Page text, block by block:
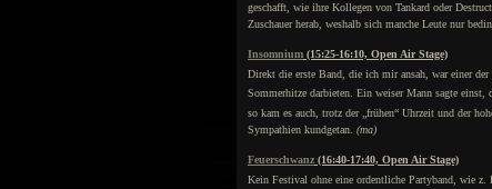
geschafft, wie ihre Kollegen von Tankard oder
Zuschauer herab, weshalb sich manche Leute nur
Insomnium (15:25-16:10, Open Air Stage)
Direkt die erste Band, die ich mir ansah, war einer
Sommerhitze darbieten. Ein weiser Mann sagte einst,
so kam es auch, trotz der „frühen“ Uhrzeit und der
Sympathien kundgetan. (ma)
Feuerschwanz (16:40-17:40, Open Air Stage)
Kein Festival ohne eine ordentliche Partyband, wie